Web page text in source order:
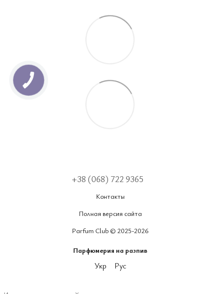
+38 (068) 722 9365
Контакты
Полная версия сайта
Parfum Club © 2025-2026
Парфюмерия на разпив
Укр Рус